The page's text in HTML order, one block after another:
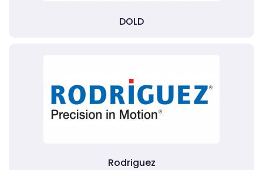
DOLD
Rodriguez